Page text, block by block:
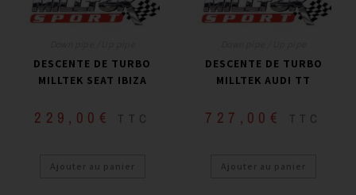
DESCENTE DE TURBO
MILLTEK SEAT IBIZA
229,00 € TTC
Ajouter au panier
DESCENTE DE TURBO
MILLTEK AUDI TT
727,00 € TTC
Ajouter au panier